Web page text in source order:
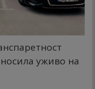
уживо на